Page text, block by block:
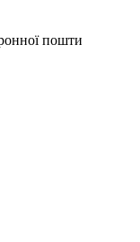
пошти